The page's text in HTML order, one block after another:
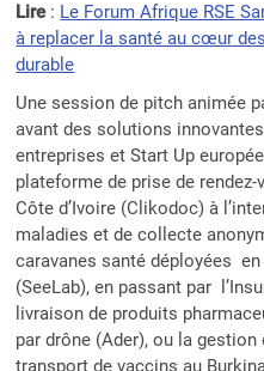
Lire: Le Forum Afrique RSE
à replacer la santé au cœur
durable
Une session de pitch animée
avant des solutions
entreprises et Start Up
plateforme de prise de
Côte d’Ivoire (Clikodoc) à
maladies et de collecte
caravanes santé déployées
(SeeLab), en passant par
livraison de produits
par drône (Ader), ou la
transport de vaccins au